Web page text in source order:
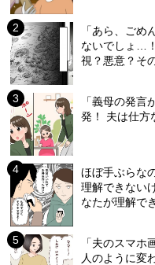
「あら、ごめ
ないでしょ…
視？悪意？そ
「義母の発
発！ 夫は仕方
ほぼ手ぶらな
理解できない
なたが理解で
「夫のスマ
人のように変